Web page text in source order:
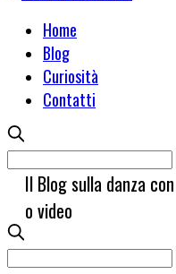
Home
Blog
Curiosità
Contatti
Il Blog sulla danza
o video